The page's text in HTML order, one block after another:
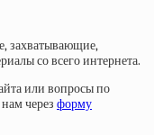
захватывающие,
со всего интернета.
или вопросы по
через форму